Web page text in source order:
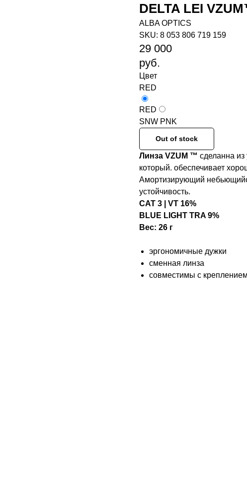
DELTA LEI
ALBA OPTICS
SKU: 8 053 806 719 159
29 000
руб.
Цвет
RED
RED
SNW PNK
Out of stock
Линза VZUM ™ сделанна из
который. обеспечивает
Амортизирующий
устойчивость.
CAT 3 | VT 16%
BLUE LIGHT TRA 9%
Вес: 26 г
эргономичные дужки
сменная линза
совместимы с